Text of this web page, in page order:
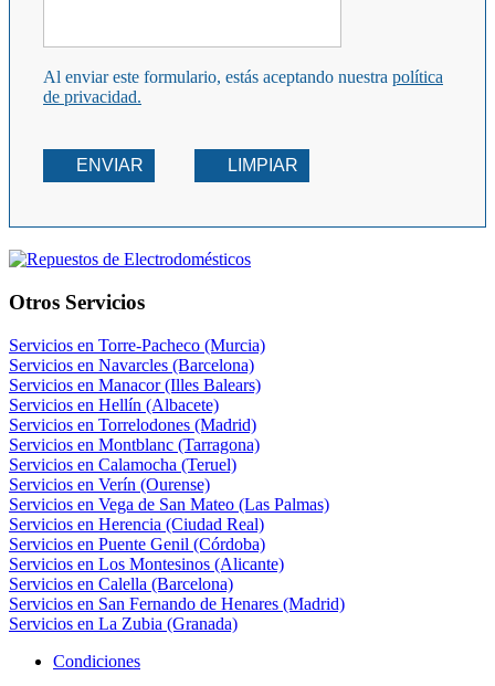
Al enviar este formulario, estás aceptando nuestra política
de privacidad.
ENVIAR LIMPIAR
Otros Servicios
Servicios en Torre-Pacheco (Murcia)
Servicios en Navarcles (Barcelona)
Servicios en Manacor (Illes Balears)
Servicios en Hellín (Albacete)
Servicios en Torrelodones (Madrid)
Servicios en Montblanc (Tarragona)
Servicios en Calamocha (Teruel)
Servicios en Verín (Ourense)
Servicios en Vega de San Mateo (Las Palmas)
Servicios en Herencia (Ciudad Real)
Servicios en Puente Genil (Córdoba)
Servicios en Los Montesinos (Alicante)
Servicios en Calella (Barcelona)
Servicios en San Fernando de Henares (Madrid)
Servicios en La Zubia (Granada)
Condiciones